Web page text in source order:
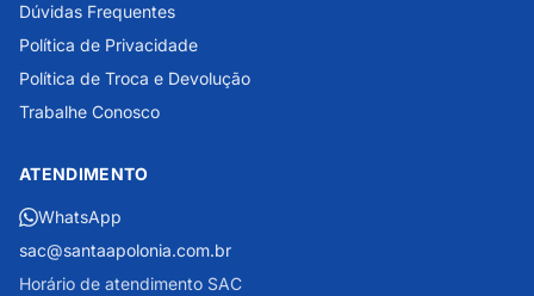
Dúvidas Frequentes
Política de Privacidade
Política de Troca e Devolução
Trabalhe Conosco
ATENDIMENTO
WhatsApp
sac@santaapolonia.com.br
Horário de atendimento SAC